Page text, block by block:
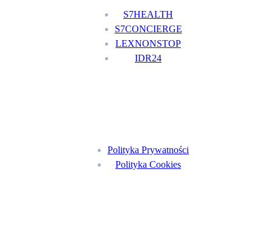
S7HEALTH
S7CONCIERGE
LEXNONSTOP
IDR24
Polityka Prywatności
Polityka Cookies